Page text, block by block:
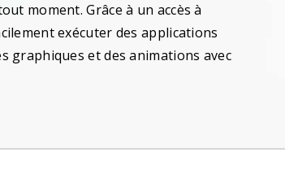
moment. Grâce à un accès à
exécuter des applications
graphiques et des animations avec